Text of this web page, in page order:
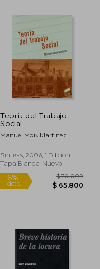
45%
dcto.
Teoria del Trabajo
Social
Manuel Moix Martinez
Sintesis, 2006, 1 Edición,
Tapa Blanda, Nuevo